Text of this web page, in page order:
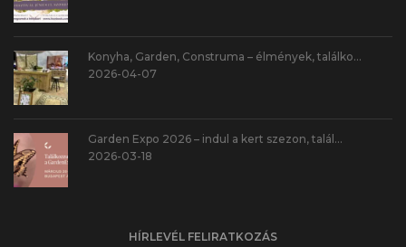
Konyha, Garden, Construma – élmények, találko…
2026-04-07
Garden Expo 2026 – indul a kert szezon, talál…
2026-03-18
HÍRLEVÉL FELIRATKOZÁS